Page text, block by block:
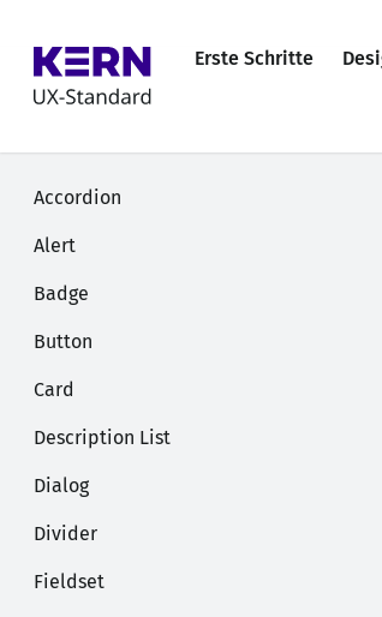
Erste Schritte
Accordion
Alert
Badge
Button
Card
Description List
Dialog
Divider
Fieldset